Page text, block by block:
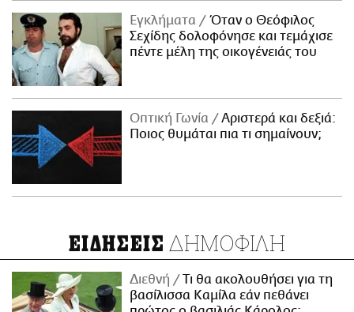
Εγκλήματα
Όταν ο Θεόφιλος
Σεχίδης δολοφόνησε και τεμάχισε
πέντε μέλη της οικογένειάς του
Οπτική Γωνία
Αριστερά και δεξιά:
Ποιος θυμάται πια τι σημαίνουν;
ΕΙΔΗΣΕΙΣ ΔΗΜΟΦΙΛΗ
Διεθνή
Τι θα ακολουθήσει για τη
βασίλισσα Καμίλα εάν πεθάνει